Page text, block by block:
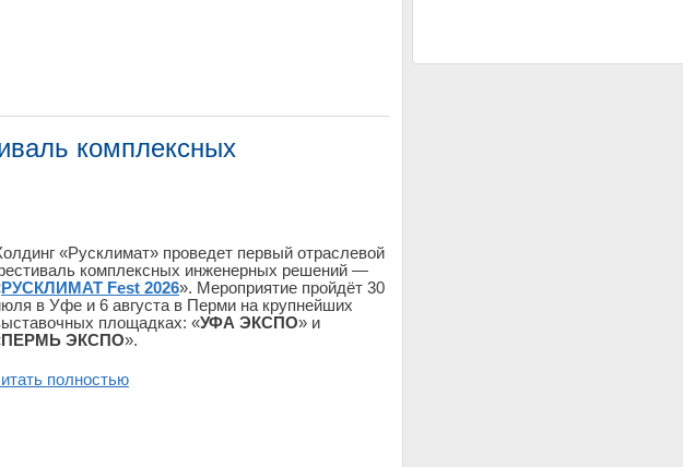
комплексных
«Русклимат» проведет первый отраслевой
комплексных инженерных решений —
РУСКЛИМАТ Fest 2026». Мероприятие пройдёт 30
в Уфе и 6 августа в Перми на крупнейших
площадках: «УФА ЭКСПО» и
ПЕРМЬ ЭКСПО».
полностью